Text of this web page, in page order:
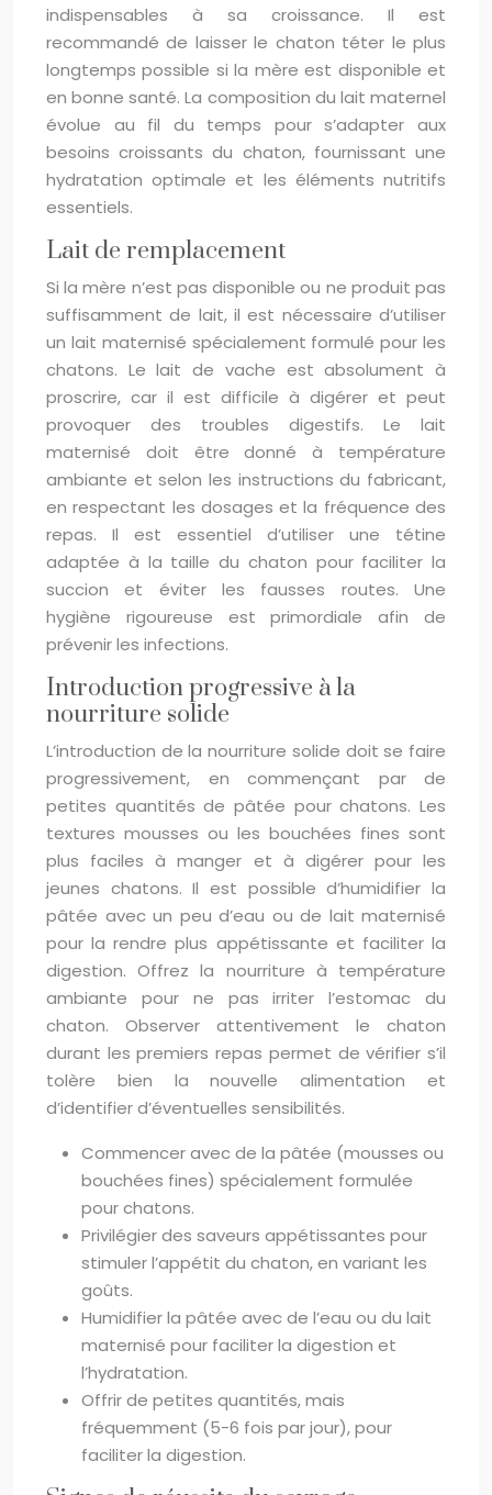
indispensables à sa croissance. Il est
recommandé de laisser le chaton téter le plus
longtemps possible si la mère est disponible et
en bonne santé. La composition du lait maternel
évolue au fil du temps pour s’adapter aux
besoins croissants du chaton, fournissant une
hydratation optimale et les éléments nutritifs
essentiels.
Lait de remplacement
Si la mère n’est pas disponible ou ne produit pas
suffisamment de lait, il est nécessaire d’utiliser
un lait maternisé spécialement formulé pour les
chatons. Le lait de vache est absolument à
proscrire, car il est difficile à digérer et peut
provoquer des troubles digestifs. Le lait
maternisé doit être donné à température
ambiante et selon les instructions du fabricant,
en respectant les dosages et la fréquence des
repas. Il est essentiel d’utiliser une tétine
adaptée à la taille du chaton pour faciliter la
succion et éviter les fausses routes. Une
hygiène rigoureuse est primordiale afin de
prévenir les infections.
Introduction progressive à la
nourriture solide
L’introduction de la nourriture solide doit se faire
progressivement, en commençant par de
petites quantités de pâtée pour chatons. Les
textures mousses ou les bouchées fines sont
plus faciles à manger et à digérer pour les
jeunes chatons. Il est possible d’humidifier la
pâtée avec un peu d’eau ou de lait maternisé
pour la rendre plus appétissante et faciliter la
digestion. Offrez la nourriture à température
ambiante pour ne pas irriter l’estomac du
chaton. Observer attentivement le chaton
durant les premiers repas permet de vérifier s’il
tolère bien la nouvelle alimentation et
d’identifier d’éventuelles sensibilités.
Commencer avec de la pâtée (mousses ou
bouchées fines) spécialement formulée
pour chatons.
Privilégier des saveurs appétissantes pour
stimuler l’appétit du chaton, en variant les
goûts.
Humidifier la pâtée avec de l’eau ou du lait
maternisé pour faciliter la digestion et
l’hydratation.
Offrir de petites quantités, mais
fréquemment (5-6 fois par jour), pour
faciliter la digestion.